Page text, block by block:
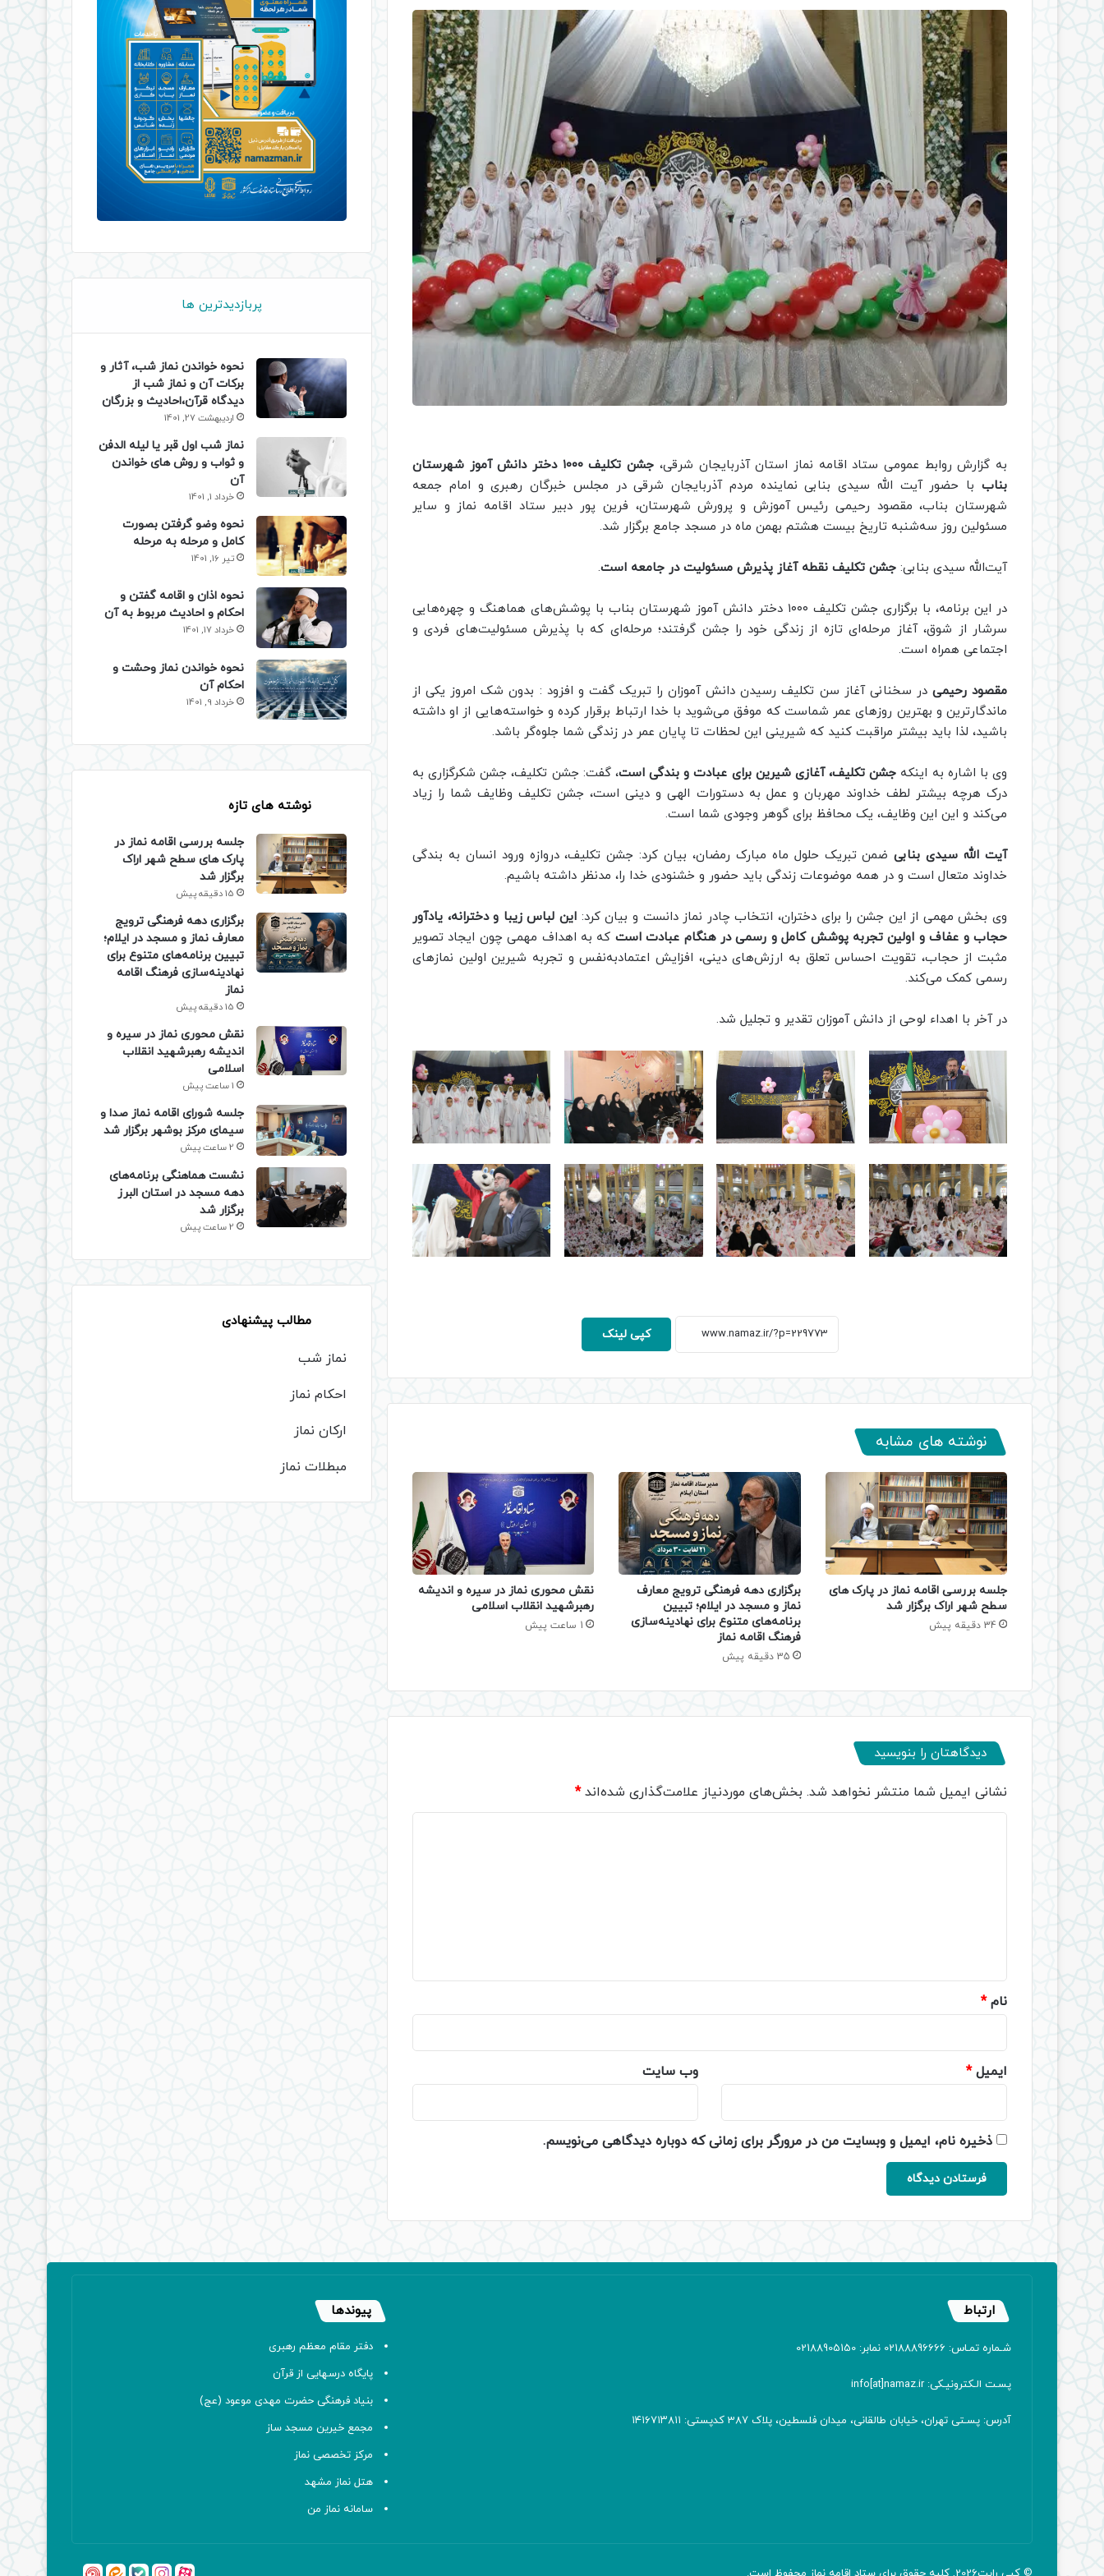
به گزارش روابط عمومی ستاد اقامه نماز استان آذربایجان شرقی،
جشن تکلیف ۱۰۰۰ دختر دانش آموز شهرستان
بناب با حضور آیت الله سیدی بنابی نماینده مردم آذربایجان شرقی در مجلس خبرگان رهبری و امام جمعه
شهرستان بناب، مقصود رحیمی رئیس آموزش و پرورش شهرستان، فرین پور دبیر ستاد اقامه نماز و سایر
مسئولین روز سه‌شنبه تاریخ بیست هشتم بهمن ماه در مسجد جامع برگزار شد.
آیت‌الله سیدی بنابی: جشن تكليف نقطه آغاز پذیرش مسئولیت در جامعه است.
در این برنامه، با برگزاری جشن تکلیف ۱۰۰۰ دختر دانش آموز شهرستان بناب با پوشش‌های هماهنگ و چهره‌هایی
سرشار از شوق، آغاز مرحله‌ای تازه از زندگی خود را جشن گرفتند؛ مرحله‌ای که با پذیرش مسئولیت‌های فردی و
اجتماعی همراه است.
مقصود رحیمی در سخنانی آغاز سن تکلیف رسیدن دانش آموزان را تبریک گفت و افزود : بدون شک امروز یکی از
ماندگارترین و بهترین روزهای عمر شماست که موفق می‌شوید با خدا ارتباط برقرار کرده و خواسته‌هایی از او داشته
باشید، لذا باید بیشتر مراقبت کنید که شیرینی این لحظات تا پایان عمر در زندگی شما جلوه‌گر باشد.
وی با اشاره به اینکه جشن تکلیف، آغازی شیرین برای عبادت و بندگی است، گفت: جشن تکلیف، جشن شکرگزاری به
درک هر‌چه بیشتر لطف خداوند مهربان و عمل به دستورات الهی و دینی است، جشن تکلیف وظایف شما را زیاد
می‌کند و این این وظایف، یک محافظ برای گوهر وجودی شما است.
آیت الله سیدی بنابیضمن تبریک حلول ماه مبارک رمضان، بیان کرد: جشن تکلیف، دروازه ورود انسان به بندگی
خداوند متعال است و در همه موضوعات زندگی باید حضور و خشنودی خدا را، مدنظر داشته باشیم.
وی بخش مهمی از این جشن را برای دختران، انتخاب چادر نماز دانست و بیان کرد: این لباس زیبا و دخترانه، یادآور
حجاب و عفاف و اولین تجربه پوشش کامل و رسمی در هنگام عبادت است که به اهداف مهمی چون ایجاد تصویر
مثبت از حجاب، تقویت احساس تعلق به ارزش‌های دینی، افزایش اعتمادبه‌نفس و تجربه شیرین اولین نمازهای
رسمی کمک می‌کند.
در آخر با اهداء لوحی از دانش آموزان تقدیر و تجلیل شد.
کپی لینک
نوشته های مشابه
جلسه بررسی اقامه نماز در پارک های
سطح شهر اراک برگزار شد
34 دقیقه پیش
برگزاری دهه فرهنگی ترویج معارف
نماز و مسجد در ایلام؛ تبیین
برنامه‌های متنوع برای نهادینه‌سازی
فرهنگ اقامه نماز
35 دقیقه پیش
نقش محوری نماز در سیره و اندیشه
رهبرشهید انقلاب اسلامی
1 ساعت پیش
دیدگاهتان را بنویسید
نشانی ایمیل شما منتشر نخواهد شد. بخش‌های موردنیاز علامت‌گذاری شده‌اند*
نام*
ایمیل* وب‌ سایت
ذخیره نام، ایمیل و وبسایت من در مرورگر برای زمانی که دوباره دیدگاهی می‌نویسم.
پربازدیدترین ها
نحوه خواندن نماز شب، آثار و
برکات آن و نماز شب از
دیدگاه قرآن،احادیث و بزرگان
اردیبهشت 27, 1401
نماز شب اول قبر یا لیله الدفن
و ثواب و روش های خواندن
آن
خرداد 1, 1401
نحوه وضو گرفتن بصورت
کامل و مرحله به مرحله
تیر 16, 1401
نحوه اذان و اقامه گفتن و
احکام و احادیث مربوط به آن
خرداد 17, 1401
نحوه خواندن نماز وحشت و
احکام آن
خرداد 9, 1401
نوشته های تازه
جلسه بررسی اقامه نماز در
پارک های سطح شهر اراک
برگزار شد
15 دقیقه پیش
برگزاری دهه فرهنگی ترویج
معارف نماز و مسجد در ایلام؛
تبیین برنامه‌های متنوع برای
نهادینه‌سازی فرهنگ اقامه
نماز
15 دقیقه پیش
نقش محوری نماز در سیره و
اندیشه رهبرشهید انقلاب
اسلامی
1 ساعت پیش
جلسه شورای اقامه نماز صدا و
سیمای مرکز بوشهر برگزار شد
2 ساعت پیش
نشست هماهنگی برنامه‌های
دهه مسجد در استان البرز
برگزار شد
2 ساعت پیش
مطالب پیشنهادی
نماز شب
احکام نماز
ارکان نماز
مبطلات نماز
ارتباط
شـماره تمـاس: 02188896666 نمابر: 02188905150
پسـت الـکترونیـکی: info[at]namaz.ir
آدرس: پسـتی تهران، خیابان طالقانی، میدان فلسطین، پلاک 387 کدپستی: ۱۴۱۶۷۱۳۸۱۱
پیوندها
دفتر مقام معظم رهبری
پایگاه درسهایی از قرآن
بنیاد فرهنگی حضرت مهدی موعود (عج)
مجمع خیرین مسجد ساز
مرکز تخصصی نماز
هتل نماز مشهد
سامانه نماز من
آپاراتاینستاگرام
بله ایتا شنوتو